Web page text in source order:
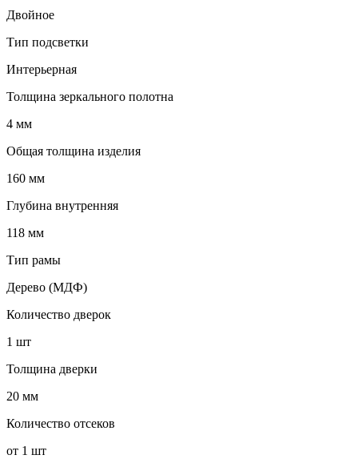
Двойное
Тип подсветки
Интерьерная
Толщина зеркального полотна
4 мм
Общая толщина изделия
160 мм
Глубина внутренняя
118 мм
Тип рамы
Дерево (МДФ)
Количество дверок
1 шт
Толщина дверки
20 мм
Количество отсеков
от 1 шт